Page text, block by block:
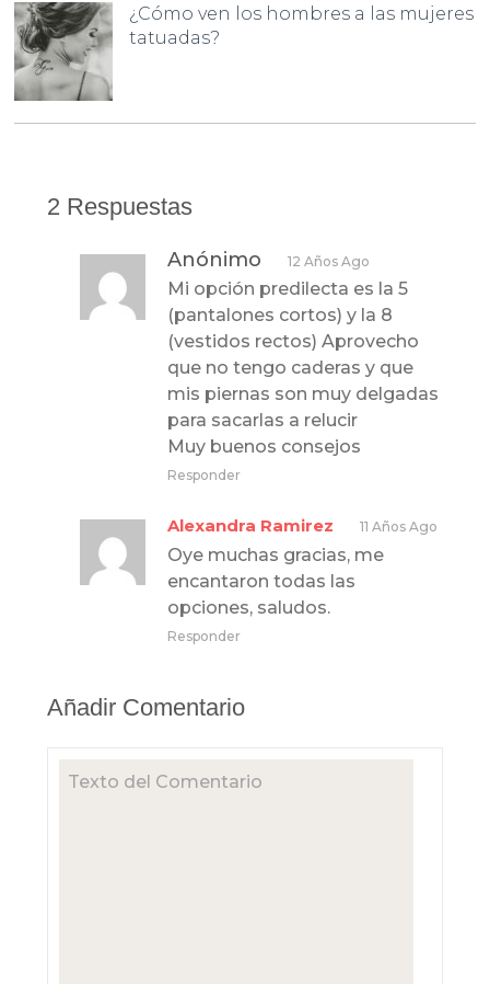
¿Cómo ven los hombres a las mujeres
tatuadas?
2 Respuestas
Anónimo 12 Años Ago
Mi opción predilecta es la 5
(pantalones cortos) y la 8
(vestidos rectos) Aprovecho
que no tengo caderas y que
mis piernas son muy delgadas
para sacarlas a relucir
Muy buenos consejos
Responder
Alexandra Ramirez 11 Años Ago
Oye muchas gracias, me
encantaron todas las
opciones, saludos.
Responder
Añadir Comentario